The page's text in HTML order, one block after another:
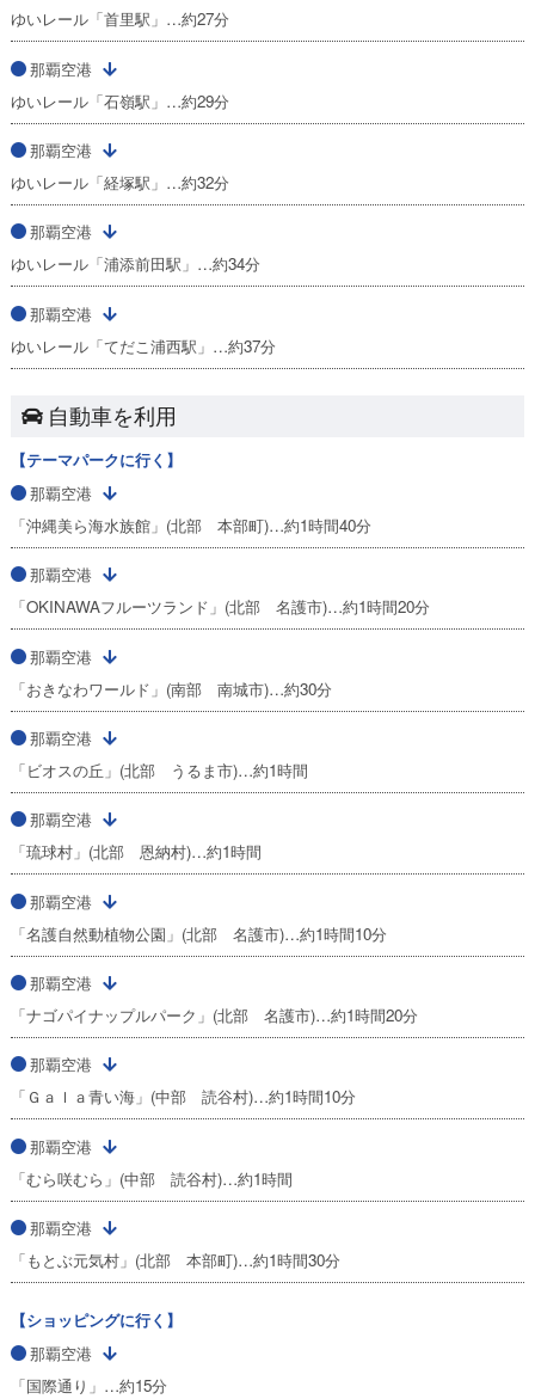
ゆいレール「首里駅」…約27分
那覇空港
ゆいレール「石嶺駅」…約29分
那覇空港
ゆいレール「経塚駅」…約32分
那覇空港
ゆいレール「浦添前田駅」…約34分
那覇空港
ゆいレール「てだこ浦西駅」…約37分
自動車を利用
【テーマパークに行く】
那覇空港
「沖縄美ら海水族館」(北部 本部町)…約1時間40分
那覇空港
「OKINAWAフルーツランド」(北部 名護市)…約1時間20分
那覇空港
「おきなわワールド」(南部 南城市)…約30分
那覇空港
「ビオスの丘」(北部 うるま市)…約1時間
那覇空港
「琉球村」(北部 恩納村)…約1時間
那覇空港
「名護自然動植物公園」(北部 名護市)…約1時間10分
那覇空港
「ナゴパイナップルパーク」(北部 名護市)…約1時間20分
那覇空港
「Ｇａｌａ青い海」(中部 読谷村)…約1時間10分
那覇空港
「むら咲むら」(中部 読谷村)…約1時間
那覇空港
「もとぶ元気村」(北部 本部町)…約1時間30分
【ショッピングに行く】
那覇空港
「国際通り」…約15分